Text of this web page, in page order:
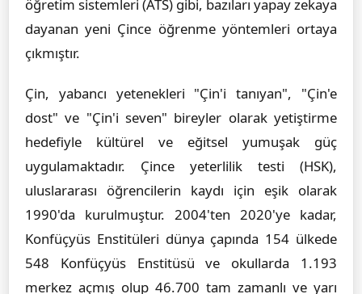
öğretim sistemleri (ATS) gibi, bazıları yapay zekaya
dayanan yeni Çince öğrenme yöntemleri ortaya
çıkmıştır.
Çin, yabancı yetenekleri "Çin'i tanıyan", "Çin'e
dost" ve "Çin'i seven" bireyler olarak yetiştirme
hedefiyle kültürel ve eğitsel yumuşak güç
uygulamaktadır. Çince yeterlilik testi (HSK),
uluslararası öğrencilerin kaydı için eşik olarak
1990'da kurulmuştur. 2004'ten 2020'ye kadar,
Konfüçyüs Enstitüleri dünya çapında 154 ülkede
548 Konfüçyüs Enstitüsü ve okullarda 1.193
merkez açmış olup 46.700 tam zamanlı ve yarı